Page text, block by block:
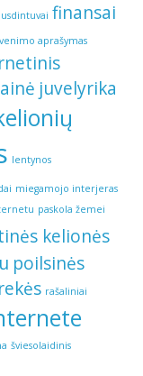
finansai
aprašymas
juvelyrika
lentynos
miegamojo interjeras
paskola žemei
kelionės
poilsinės
rašaliniai
šviesolaidinis